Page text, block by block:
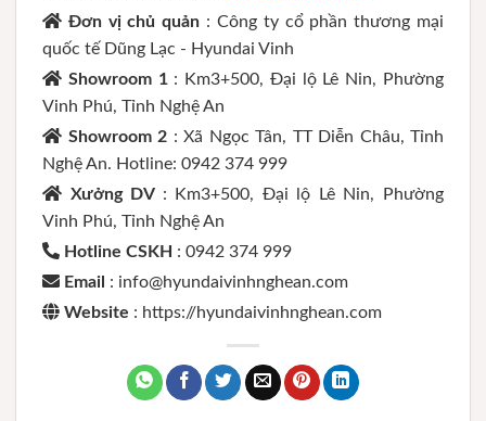
Đơn vị chủ quản : Công ty cổ phần thương mại
quốc tế Dũng Lạc - Hyundai Vinh
Showroom 1 : Km3+500, Đại lộ Lê Nin, Phường
Vinh Phú, Tỉnh Nghệ An
Showroom 2 : Xã Ngọc Tân, TT Diễn Châu, Tỉnh
Nghệ An. Hotline: 0942 374 999
Xưởng DV : Km3+500, Đại lộ Lê Nin, Phường
Vinh Phú, Tỉnh Nghệ An
Hotline CSKH : 0942 374 999
Email : info@hyundaivinhnghean.com
Website : https://hyundaivinhnghean.com